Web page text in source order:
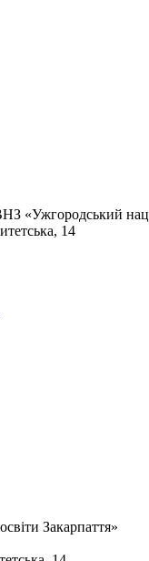
«Ужгородський
14
Закарпаття»